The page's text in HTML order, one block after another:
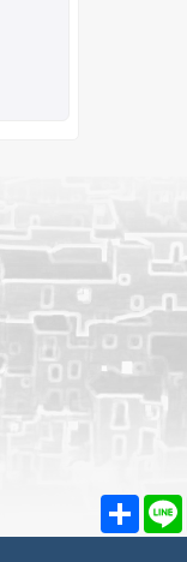
Line
Share